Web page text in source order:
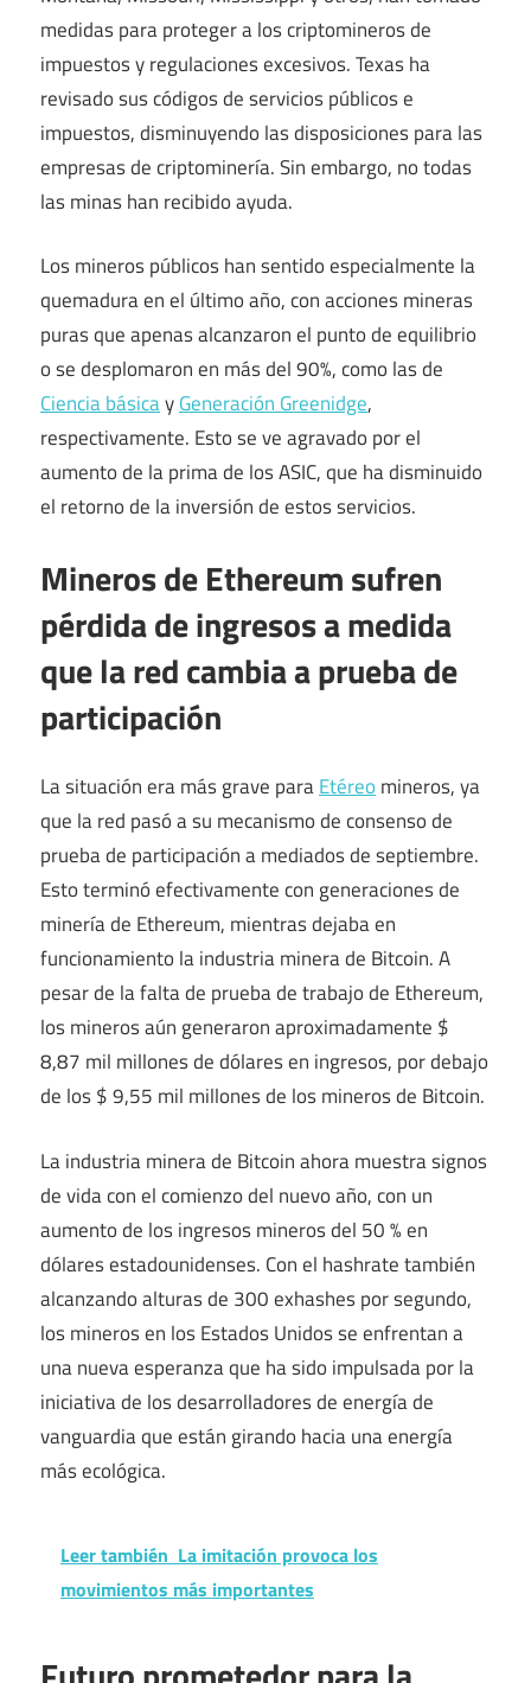
medidas para proteger a los criptomineros de
impuestos y regulaciones excesivos. Texas ha
revisado sus códigos de servicios públicos e
impuestos, disminuyendo las disposiciones para las
empresas de criptominería. Sin embargo, no todas
las minas han recibido ayuda.
Los mineros públicos han sentido especialmente la
quemadura en el último año, con acciones mineras
puras que apenas alcanzaron el punto de equilibrio
o se desplomaron en más del 90%, como las de
Ciencia básicayGeneración Greenidge,
respectivamente. Esto se ve agravado por el
aumento de la prima de los ASIC, que ha disminuido
el retorno de la inversión de estos servicios.
Mineros de Ethereum sufren
pérdida de ingresos a medida
que la red cambia a prueba de
participación
La situación era más grave paraEtéreo mineros, ya
que la red pasó a su mecanismo de consenso de
prueba de participación a mediados de septiembre.
Esto terminó efectivamente con generaciones de
minería de Ethereum, mientras dejaba en
funcionamiento la industria minera de Bitcoin. A
pesar de la falta de prueba de trabajo de Ethereum,
los mineros aún generaron aproximadamente $
8,87 mil millones de dólares en ingresos, por debajo
de los $ 9,55 mil millones de los mineros de Bitcoin.
La industria minera de Bitcoin ahora muestra signos
de vida con el comienzo del nuevo año, con un
aumento de los ingresos mineros del 50 % en
dólares estadounidenses. Con el hashrate también
alcanzando alturas de 300 exhashes por segundo,
los mineros en los Estados Unidos se enfrentan a
una nueva esperanza que ha sido impulsada por la
iniciativa de los desarrolladores de energía de
vanguardia que están girando hacia una energía
más ecológica.
Leer también La imitación provoca los
movimientos más importantes